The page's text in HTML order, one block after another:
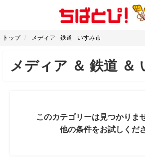
トップ メディア - 鉄道 - いすみ市
メディア ＆ 鉄道 ＆
このカテゴリーは見つかりま
他の条件をお試しくだ